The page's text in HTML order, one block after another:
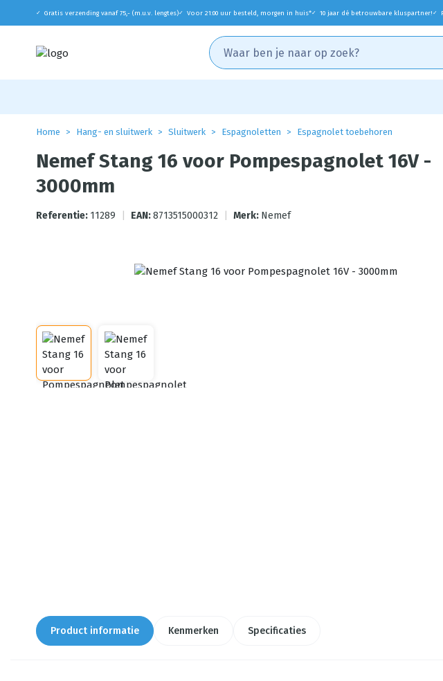
✓ Gratis verzending vanaf 75,- (m.u.v. lengtes)✓ Voor 21:00 uur besteld, morgen in huis*✓ 10 jaar dé betrouwbare kluspartner! ✓
Home Hang- en sluitwerk Sluitwerk Espagnoletten Espagnolet toebehoren
Nemef Stang 16 voor Pompespagnolet 16V -
3000mm
Referentie: 11289 EAN:8713515000312 Merk: Nemef
Product informatie Kenmerken Specificaties